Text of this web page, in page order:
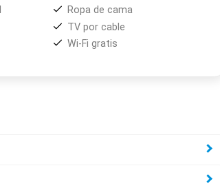
Ropa de cama
TV por cable
Wi-Fi gratis